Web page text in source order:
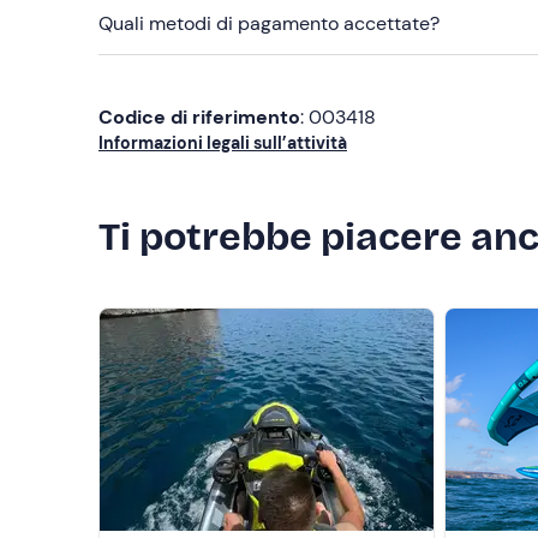
Quali metodi di pagamento accettate?
Codice di riferimento: 003418
Informazioni legali sull’attività
Ti potrebbe piacere